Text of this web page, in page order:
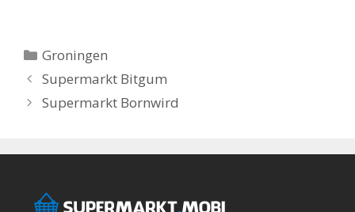
Categorieën
Groningen
Berichtnavigatie
Supermarkt Bitgum
Supermarkt Bornwird